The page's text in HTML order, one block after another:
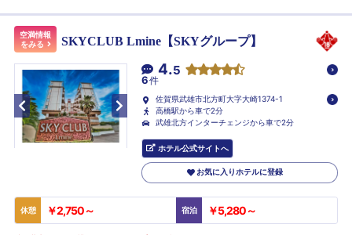
空満情報
をみる
SKYCLUB Lmine【SKYグループ】
4.5
6件
佐賀県武雄市北方町大字大崎1374-1
高橋駅から車で2分
武雄北方インターチェンジから車で2分
ホテル公式サイトへ
お気に入りホテルに登録
休憩 ￥2,750～ 宿泊 ￥5,280～